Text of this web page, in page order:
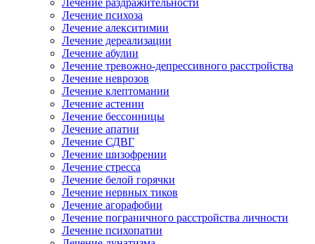
Лечение раздражительности
Лечение психоза
Лечение алекситимии
Лечение дереализации
Лечение абулии
Лечение тревожно-депрессивного расстройства
Лечение неврозов
Лечение клептомании
Лечение астении
Лечение бессонницы
Лечение апатии
Лечение СДВГ
Лечение шизофрении
Лечение стресса
Лечение белой горячки
Лечение нервных тиков
Лечение агорафобии
Лечение пограничного расстройства личности
Лечение психопатии